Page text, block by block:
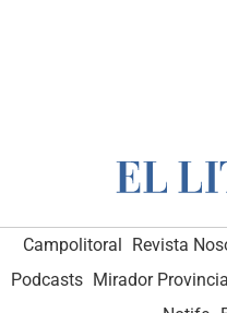
Campolitoral Revista
Podcasts Mirador